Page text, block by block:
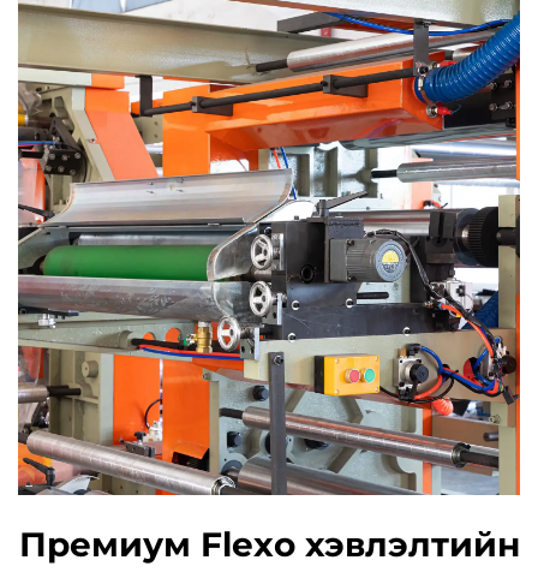
Мэдээ
Холбоо Барих
Түгээмэл асуулт
Премиум Flexo хэвлэлтийн